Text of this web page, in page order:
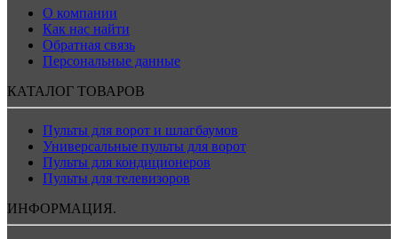
О компании
Как нас найти
Обратная связь
Персональные данные
КАТАЛОГ ТОВАРОВ
Пульты для ворот и шлагбаумов
Универсальные пульты для ворот
Пульты для кондиционеров
Пульты для телевизоров
ИНФОРМАЦИЯ.